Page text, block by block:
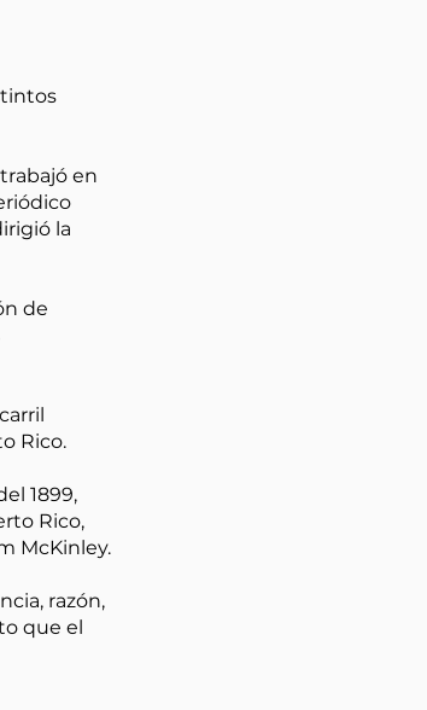
en
la
de
Rico.
1899,
Rico,
McKinley.
razón,
que el